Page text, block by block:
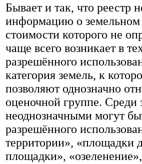
Бывает и так, что реестр
информацию о земельном
стоимости которого не
чаще всего возникает в
разрешённого
категория земель, к
позволяют однозначно
оценочной группе. Среди
неоднозначными могут
разрешённого
территории», «площадки
площадки»,